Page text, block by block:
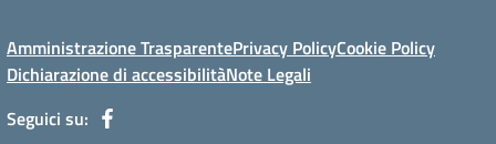
Amministrazione TrasparentePrivacy PolicyCookie Policy
Dichiarazione di accessibilitàNote Legali
Seguici su: